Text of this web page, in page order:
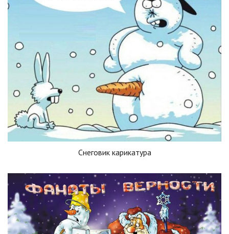
Снеговик карикатура